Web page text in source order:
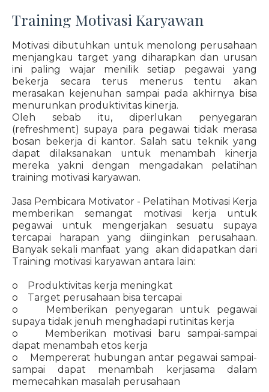
Training Motivasi Karyawan
Motivasi dibutuhkan untuk menolong perusahaan
menjangkau target yang diharapkan dan urusan
ini paling wajar menilik setiap pegawai yang
bekerja secara terus menerus tentu akan
merasakan kejenuhan sampai pada akhirnya bisa
menurunkan produktivitas kinerja.
Oleh sebab itu, diperlukan penyegaran
(refreshment) supaya para pegawai tidak merasa
bosan bekerja di kantor. Salah satu teknik yang
dapat dilaksanakan untuk menambah kinerja
mereka yakni dengan mengadakan pelatihan
training motivasi karyawan.
Jasa Pembicara Motivator - Pelatihan Motivasi Kerja
memberikan semangat motivasi kerja untuk
pegawai untuk mengerjakan sesuatu supaya
tercapai harapan yang diinginkan perusahaan.
Banyak sekali manfaat yang akan didapatkan dari
Training motivasi karyawan antara lain:
o Produktivitas kerja meningkat
o Target perusahaan bisa tercapai
o Memberikan penyegaran untuk pegawai
supaya tidak jenuh menghadapi rutinitas kerja
o Memberikan motivasi baru sampai-sampai
dapat menambah etos kerja
o Mempererat hubungan antar pegawai sampai-
sampai dapat menambah kerjasama dalam
memecahkan masalah perusahaan